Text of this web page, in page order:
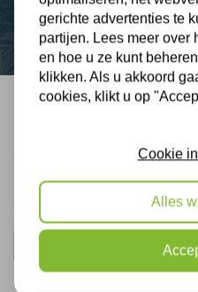
Gratis, vrijblijvend
Telefoonnummer:
gerichte advertenties te
partijen. Lees meer over
en hoe u ze kunt
klikken. Als u akkoord
cookies, klikt u op
Cookie
Alles